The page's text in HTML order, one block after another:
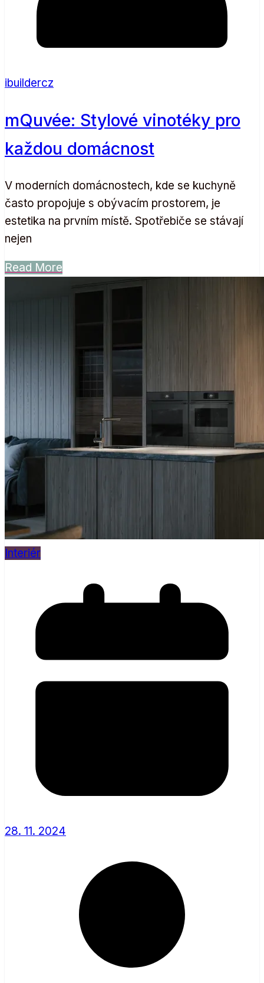
ibuildercz
mQuvée: Stylové vinotéky pro
každou domácnost
V moderních domácnostech, kde se kuchyně
často propojuje s obývacím prostorem, je
estetika na prvním místě. Spotřebiče se stávají
nejen
Read More
Interiér
28. 11. 2024